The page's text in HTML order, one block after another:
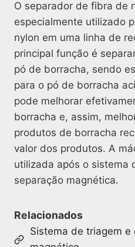
O separador de fibra de
especialmente utilizado
nylon em uma linha de
principal função é
pó de borracha, sendo
para o pó de borracha
pode melhorar
borracha e, assim,
produtos de borracha
valor dos produtos. A
utilizada após o sistema
separação magnética.
Relacionados
Sistema de triagem e